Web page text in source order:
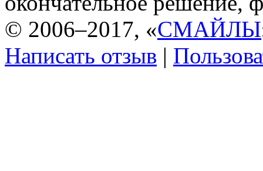
© 2006–2017, «СМАЙЛЫ
Написать отзыв |